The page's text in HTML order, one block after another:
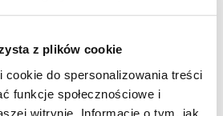
z plików cookie
do spersonalizowania treści
funkcje społecznościowe i
witrynie. Informacje o tym, jak
napodłogowego
serii KT
serii ALK
ALC
ALK